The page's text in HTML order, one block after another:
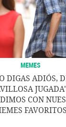
MEMES
DIGAS ADIÓS,
CON
FAVORITOS